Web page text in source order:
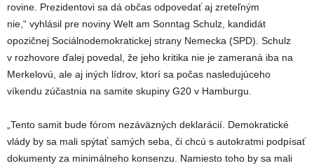
rovine. Prezidentovi sa dá občas odpovedať aj zreteľným
nie,“ vyhlásil pre noviny Welt am Sonntag Schulz, kandidát
opozičnej Sociálnodemokratickej strany Nemecka (SPD). Schulz
v rozhovore ďalej povedal, že jeho kritika nie je zameraná iba na
Merkelovú, ale aj iných lídrov, ktorí sa počas nasledujúceho
víkendu zúčastnia na samite skupiny G20 v Hamburgu.
„Tento samit bude fórom nezáväzných deklarácií. Demokratické
vlády by sa mali spýtať samých seba, či chcú s autokratmi podpísať
dokumenty za minimálneho konsenzu. Namiesto toho by sa mali